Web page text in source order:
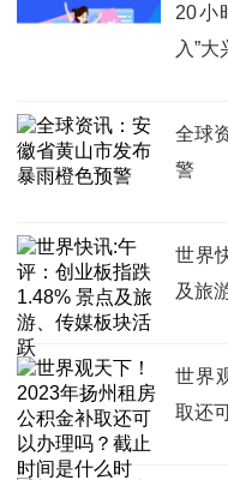
20小
入”
全球
警
世界
及旅
世界
取还